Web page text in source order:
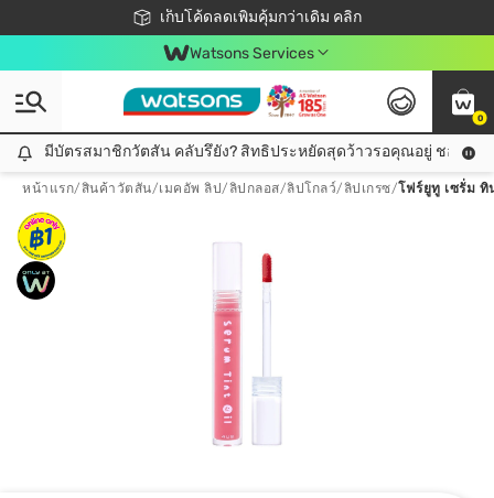
เก็บโค้ดลดเพิ่มคุ้มกว่าเดิม คลิก
ชอปออนไลน์ครั้งแรก ลดเพิ่มจุก ๆ 10%! 🎉
📦ส่งฟรี! เมื่อชอป 499฿
สมาชิกวัตสัน คลับดียังไง?
Watsons Services
0
มีบัตรสมาชิกวัตสัน คลับรึยัง? สิทธิประหยัดสุดว้าวรอคุณอยู่ ชอปคุ้มกว่าเดิม คลิก!
มีบัตรสมาชิกวัตสัน คลับรึยัง? สิทธิประหยัดสุดว้าวรอคุณอยู่ ชอปคุ้มก
หน้าแรก/สินค้าวัตสัน/เมคอัพ ลิป/ลิปกลอส/ลิปโกลว์/ลิปเกรซ/โฟร์ยูทู เซรั่ม